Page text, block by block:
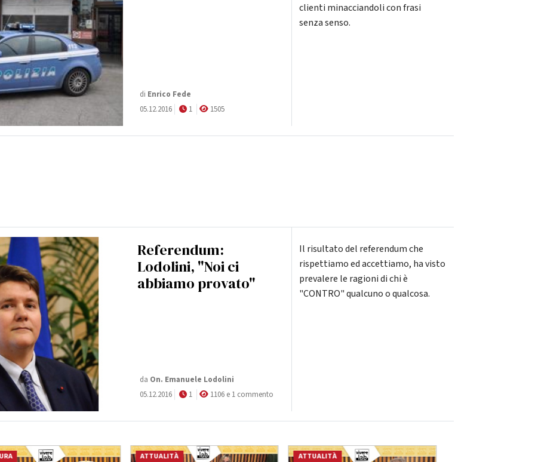
di Enrico Fede
05.12.2016
1 1505
clienti minacciandoli con frasi
senza senso.
Referendum:
Lodolini, "Noi ci
abbiamo provato"
da On. Emanuele Lodolini
05.12.2016
1 1106 e 1 commento
Il risultato del referendum che
rispettiamo ed accettiamo, ha visto
prevalere le ragioni di chi è
"CONTRO" qualcuno o qualcosa.
ATTUALITÀ ATTUALITÀ